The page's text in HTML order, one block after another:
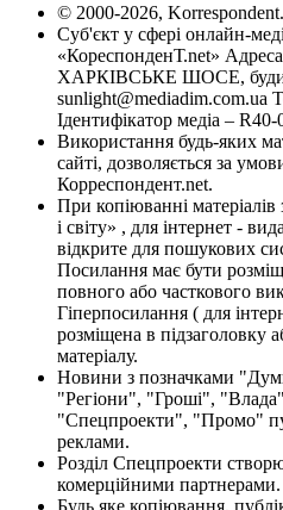
© 2000-2026,
Суб'єкт у сфері онлайн-
«КореспонденТ.net»
ХАРКІВСЬКЕ ШОСЕ,
sunlight@mediadim.com.ua
Ідентифікатор медіа –
Використання будь-яких
сайті, дозволяється за
Корреспондент.net.
При копіюванні
і світу» , для інтернет -
відкрите для пошукових
Посилання має бути
повного або часткового
Гіперпосилання ( для
розміщена в підзаголовку
матеріалу.
Новини з позначками
"Регіони", "Гроші",
"Спецпроекти", "Промо"
реклами.
Розділ Спецпроекти
комерційними партнерами.
Будь яке копіювання,